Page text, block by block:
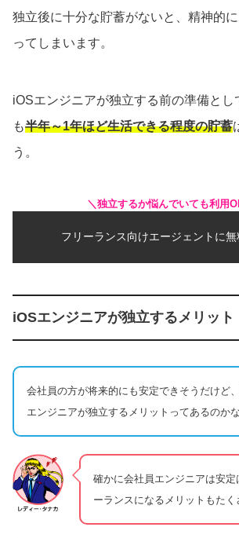
独立後に十分な貯蓄がないと、精神的
ってしまいます。
iOSエンジニアが独立する前の準備とし
も半年～1年ほど生活できる程度の貯蓄
う。
＼独立するか悩んでいても利用
フリーランス向けエージェントに無
iOSエンジニアが独立するメリット
会社員の方が将来的にも安定できそうだけど
エンジニアが独立するメリットってあるのか
確かに会社員エンジニアは安定
ーランスになるメリットもた